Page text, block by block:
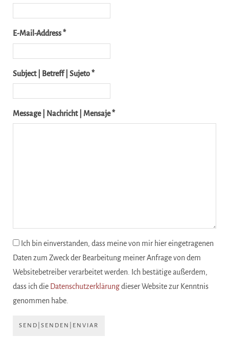
E-Mail-Address *
Subject | Betreff | Sujeto *
Message | Nachricht | Mensaje *
Ich bin einverstanden, dass meine von mir hier eingetragenen
Daten zum Zweck der Bearbeitung meiner Anfrage von dem
Websitebetreiber verarbeitet werden. Ich bestätige außerdem,
dass ich die Datenschutzerklärungdieser Website zur Kenntnis
genommen habe.
SEND|SENDEN|ENVIAR